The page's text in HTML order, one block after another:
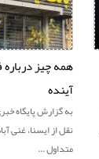
همه چیز
آینده
به گزارش پايگاه
نقل از ایسنا، غنی
متداول ...